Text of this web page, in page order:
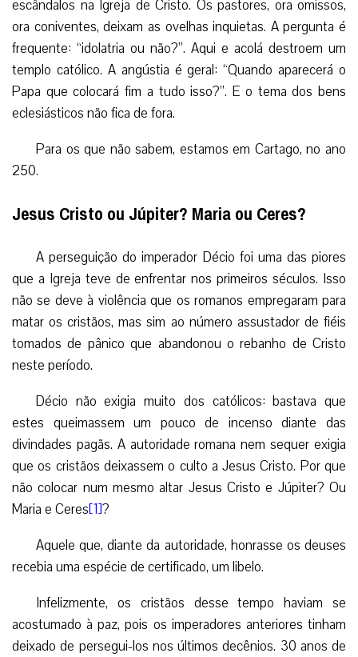
escândalos na Igreja de Cristo. Os pastores, ora omissos,
ora coniventes, deixam as ovelhas inquietas. A pergunta é
frequente: “idolatria ou não?”. Aqui e acolá destroem um
templo católico. A angústia é geral: “Quando aparecerá o
Papa que colocará fim a tudo isso?”. E o tema dos bens
eclesiásticos não fica de fora.
Para os que não sabem, estamos em Cartago, no ano
250.
Jesus Cristo ou Júpiter? Maria ou Ceres?
A perseguição do imperador Décio foi uma das piores
que a Igreja teve de enfrentar nos primeiros séculos. Isso
não se deve à violência que os romanos empregaram para
matar os cristãos, mas sim ao número assustador de fiéis
tomados de pânico que abandonou o rebanho de Cristo
neste período.
Décio não exigia muito dos católicos: bastava que
estes queimassem um pouco de incenso diante das
divindades pagãs. A autoridade romana nem sequer exigia
que os cristãos deixassem o culto a Jesus Cristo. Por que
não colocar num mesmo altar Jesus Cristo e Júpiter? Ou
Maria e Ceres[1]?
Aquele que, diante da autoridade, honrasse os deuses
recebia uma espécie de certificado, um libelo.
Infelizmente, os cristãos desse tempo haviam se
acostumado à paz, pois os imperadores anteriores tinham
deixado de persegui-los nos últimos decênios. 30 anos de